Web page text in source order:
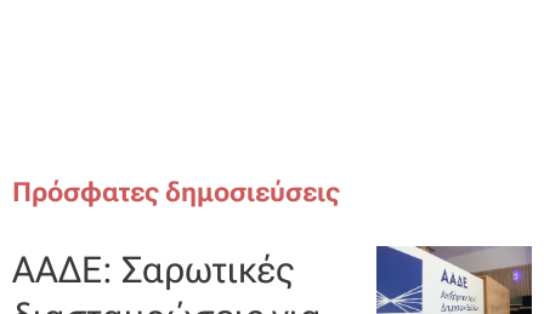
Πρόσφατες δημοσιεύσεις
ΑΑΔΕ: Σαρωτικές